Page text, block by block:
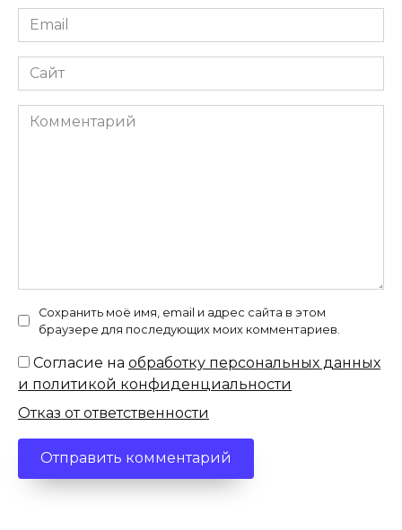
Email
*
Сайт
Комментарий
Сохранить моё имя, email и адрес сайта в этом
браузере для последующих моих комментариев.
Согласие на обработку персональных данных
и политикой конфиденциальности
Отказ от ответственности